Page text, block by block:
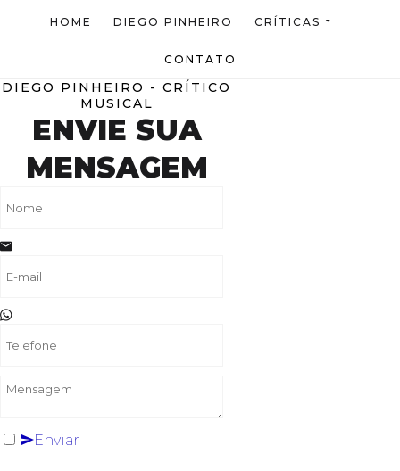
HOME DIEGO PINHEIRO CRÍTICAS
CONTATO
DIEGO PINHEIRO - CRÍTICO
MUSICAL
ENVIE SUA
MENSAGEM
Enviar